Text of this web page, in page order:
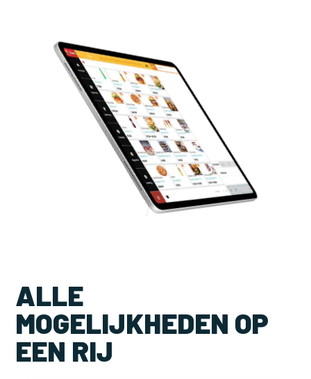
ALLE
MOGELIJKHEDEN OP
EEN RIJ